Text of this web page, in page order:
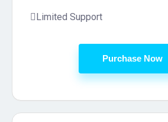
Limited Support
Purchase Now